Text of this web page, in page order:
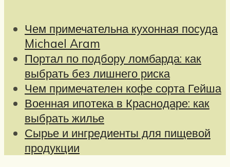
Чем примечательна кухонная посуда
Michael Aram
Портал по подбору ломбарда: как
выбрать без лишнего риска
Чем примечателен кофе сорта Гейша
Военная ипотека в Краснодаре: как
выбрать жилье
Сырье и ингредиенты для пищевой
продукции